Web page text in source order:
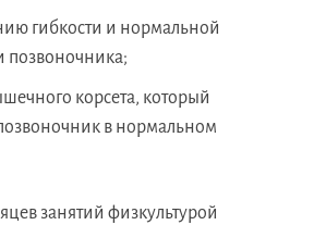
гибкости и нормальной
позвоночника;
корсета, который
в нормальном
занятий физкультурой